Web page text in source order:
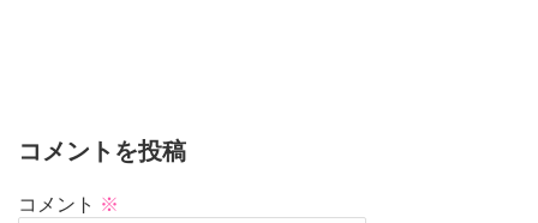
コメントを投稿
コメント ※